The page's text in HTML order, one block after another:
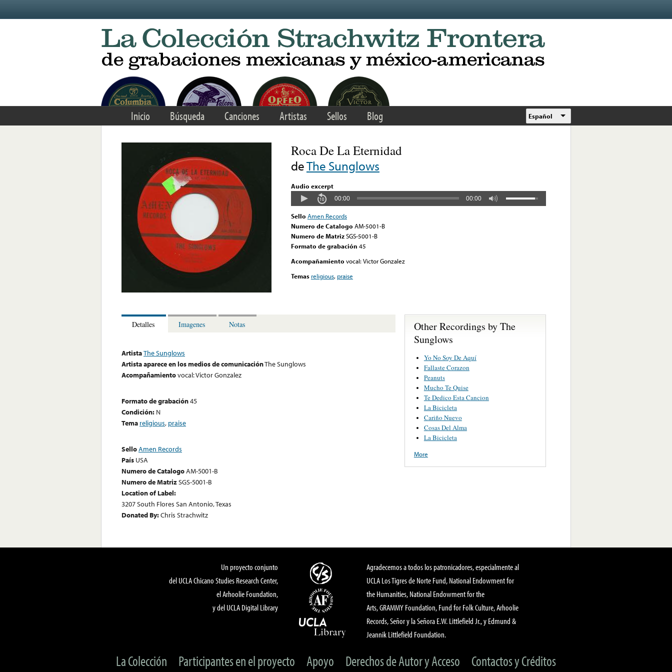
Inicio Búsqueda Canciones Artistas Sellos Blog Español
Roca De La Eternidad
deThe Sunglows
Audio excerpt
00:00 00:00
Sello Amen Records
Numero de Catalogo AM-5001-B
Numero de MatrizSGS-5001-B
Formato de grabación 45
Acompañamiento vocal: Victor Gonzalez
Temas religious, praise
Detalles Imagenes Notas
ArtistaThe Sunglows
Artista aparece en los medios de comunicaciónThe Sunglows
Acompañamientovocal: Victor Gonzalez
Formato de grabación45
Condición: N
Tema religious, praise
SelloAmen Records
País USA
Numero de CatalogoAM-5001-B
Numero de MatrizSGS-5001-B
Location of Label:
3207 South Flores San Antonio, Texas
Donated By:Chris Strachwitz
Other Recordings by The
Sunglows
Yo No Soy De Aquí
Fallaste Corazon
Peanuts
Mucho Te Quise
Te Dedico Esta Cancion
La Bicicleta
Cariño Nuevo
Cosas Del Alma
La Bicicleta
More
Un proyecto conjunto
del UCLA Chicano Studies Research Center,
el Arhoolie Foundation,
y del UCLA Digital Library
Agradecemos a todos los patronicadores, especialmente al
UCLA Los Tigres de Norte Fund, National Endowment for
the Humanities, National Endowment for the
Arts, GRAMMY Foundation, Fund for Folk Culture, Arhoolie
Records, Señor y la Señora E.W. Littlefield Jr., y Edmund &
Jeannik Littlefield Foundation.
La Colección Participantes en el proyecto Apoyo Derechos de Autor y Acceso Contactos y Créditos